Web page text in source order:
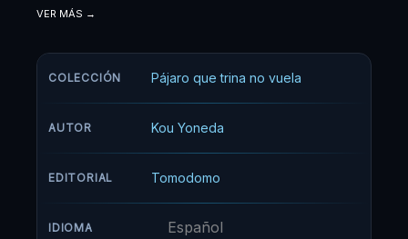
con una gran habilidad para hacer dinero.
relaciones con sus inferiores, pero, por alguna
razón, se siente muy atraído por Dômeki. Éste,
agresivos avances, al mismo tiempo que
interés de su jefe hacia él.
VER MÁS
COLECCIÓN Pájaro que trina no vuela
AUTOR Kou Yoneda
EDITORIAL Tomodomo
IDIOMA Español